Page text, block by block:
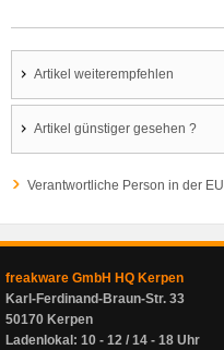
Artikel weiterempfehlen
Artikel günstiger gesehen ?
Verantwortliche Person in der EU
freakware GmbH HQ Kerpen
Karl-Ferdinand-Braun-Str. 33
50170 Kerpen
Ladenlokal: 10 - 12 / 14 - 18 Uhr